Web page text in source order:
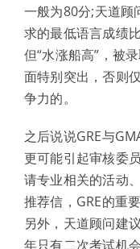
一般为80分;天道顾
求的最低语言成绩
但“水涨船高”，被
面特别突出，否则
争力的。
之后说说GRE与
更可能引起审核委
请专业相关的活动
推荐信，GRE的重
另外，天道顾问建
年只有二次考试机